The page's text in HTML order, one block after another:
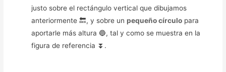
justo sobre el rectángulo vertical que dibujamos
anteriormente 🔙, y sobre unpequeño círculo para
aportarle más altura 🔵, tal y como se muestra en la
figura de referencia ⏬.